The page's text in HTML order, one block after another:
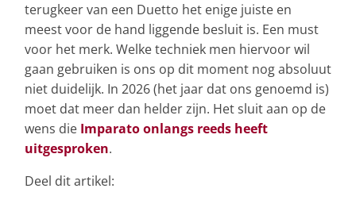
terugkeer van een Duetto het enige juiste en
meest voor de hand liggende besluit is. Een must
voor het merk. Welke techniek men hiervoor wil
gaan gebruiken is ons op dit moment nog absoluut
niet duidelijk. In 2026 (het jaar dat ons genoemd is)
moet dat meer dan helder zijn. Het sluit aan op de
wens die Imparato onlangs reeds heeft
uitgesproken.
Deel dit artikel: